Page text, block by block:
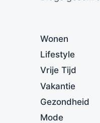
Wonen
Lifestyle
Vrije Tijd
Vakantie
Gezondheid
Mode